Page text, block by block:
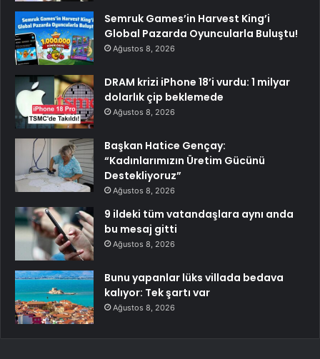
Semruk Games’in Harvest King’i
Global Pazarda Oyuncularla Buluştu!
Ağustos 8, 2026
DRAM krizi iPhone 18’i vurdu: 1 milyar
dolarlık çip beklemede
Ağustos 8, 2026
Başkan Hatice Gençay:
“Kadınlarımızın Üretim Gücünü
Destekliyoruz”
Ağustos 8, 2026
9 ildeki tüm vatandaşlara aynı anda
bu mesaj gitti
Ağustos 8, 2026
Bunu yapanlar lüks villada bedava
kalıyor: Tek şartı var
Ağustos 8, 2026